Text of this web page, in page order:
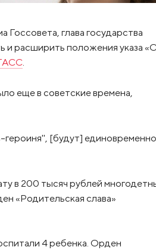
Госсовета, глава государства
и расширить положения указа
.
еще в советские времена,
[будут] единовременно
в 200 тысяч рублей
«Родительская слава»
4 ребенка. Орден